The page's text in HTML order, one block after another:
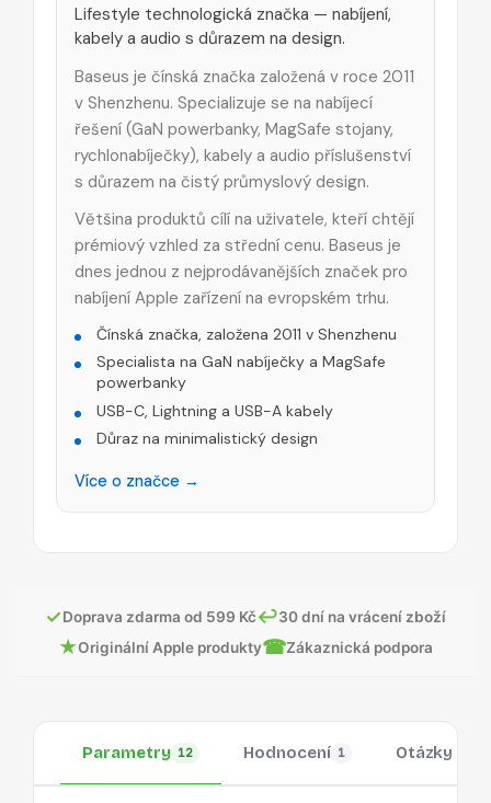
Lifestyle technologická značka — nabíjení,
kabely a audio s důrazem na design.
Baseus je čínská značka založená v roce 2011
v Shenzhenu. Specializuje se na nabíjecí
řešení (GaN powerbanky, MagSafe stojany,
rychlonabíječky), kabely a audio příslušenství
s důrazem na čistý průmyslový design.
Většina produktů cílí na uživatele, kteří chtějí
prémiový vzhled za střední cenu. Baseus je
dnes jednou z nejprodávanějších značek pro
nabíjení Apple zařízení na evropském trhu.
Čínská značka, založena 2011 v Shenzhenu
Specialista na GaN nabíječky a MagSafe
powerbanky
USB-C, Lightning a USB-A kabely
Důraz na minimalistický design
Více o značce →
✓Doprava zdarma od 599 Kč↩30 dní na vrácení zboží
★Originální Apple produkty☎Zákaznická podpora
Parametry 12 Hodnocení 1 Otázky